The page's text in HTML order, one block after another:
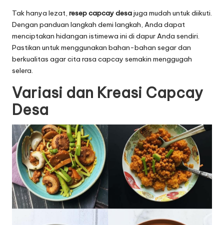
Tak hanya lezat, resep capcay desajuga mudah untuk diikuti.
Dengan panduan langkah demi langkah, Anda dapat
menciptakan hidangan istimewa ini di dapur Anda sendiri.
Pastikan untuk menggunakan bahan-bahan segar dan
berkualitas agar cita rasa capcay semakin menggugah
selera.
Variasi dan Kreasi Capcay
Desa